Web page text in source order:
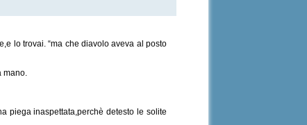
lo trovai. “ma che diavolo aveva al posto
mano.
piega inaspettata,perchè detesto le solite